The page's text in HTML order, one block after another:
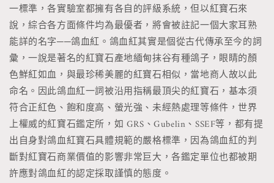
一標準，各實驗室都擁有各自的評級系統，但以紅寶石來
說，綜合各方面條件均為最優者，將會被註記一個大家耳熟
能詳的名字──鴿血紅。鴿血紅其實是個從古代傳承至今的詞
彙，一說是著名的紅寶石產地緬甸抹谷有種鴿子，眼睛的顏
色鮮紅如血，與最珍稀美麗的紅寶石相似，當地商人故以此
命名。因此鴿血紅一詞被沿用指稱最頂尖的紅寶石，基本須
符合正紅色、飽和度高、螢光強、未經熱處理等條件，世界
上權威的紅寶石鑑定所，如 GRS、Gubelin、SSEF等，都有提
出自身對鴿血紅寶石具體規範的嚴格標準，因為鴿血紅的判
斷對紅寶石商業價值的影響非常巨大，各鑑定單位也都被期
許應對鴿血紅的認定採取謹慎的態度。